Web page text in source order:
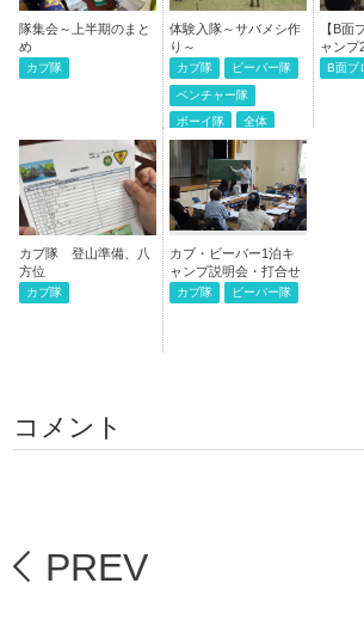
隊集会～上半期のまと
め
カブ隊
体験入隊～サバメシ作
り～
カブ隊 ビーバー隊
ベンチャー隊
ボーイ隊 全体
【B面
ャン
B面ブ
カブ隊 登山準備、八
方位
カブ隊
カブ・ビーバー1泊キ
ャンプ説明会・打合せ
カブ隊 ビーバー隊
コメント
PREV